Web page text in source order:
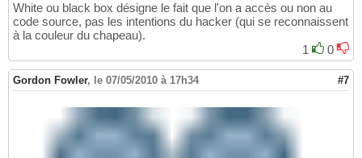
White ou black box désigne le fait que l'on a accès ou non au
code source, pas les intentions du hacker (qui se reconnaissent
à la couleur du chapeau).
1
0
Gordon Fowler, le 07/05/2010 à 17h34 #7